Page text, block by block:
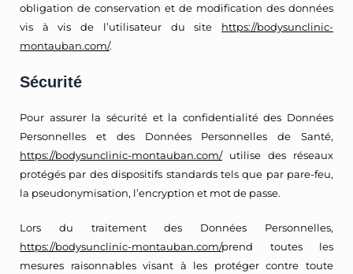
obligation de conservation et de modification des données
vis à vis de l’utilisateur du site https://bodysunclinic-
montauban.com/.
Sécurité
Pour assurer la sécurité et la confidentialité des Données
Personnelles et des Données Personnelles de Santé,
https://bodysunclinic-montauban.com/utilise des réseaux
protégés par des dispositifs standards tels que par pare-feu,
la pseudonymisation, l’encryption et mot de passe.
Lors du traitement des Données Personnelles,
https://bodysunclinic-montauban.com/prend toutes les
mesures raisonnables visant à les protéger contre toute